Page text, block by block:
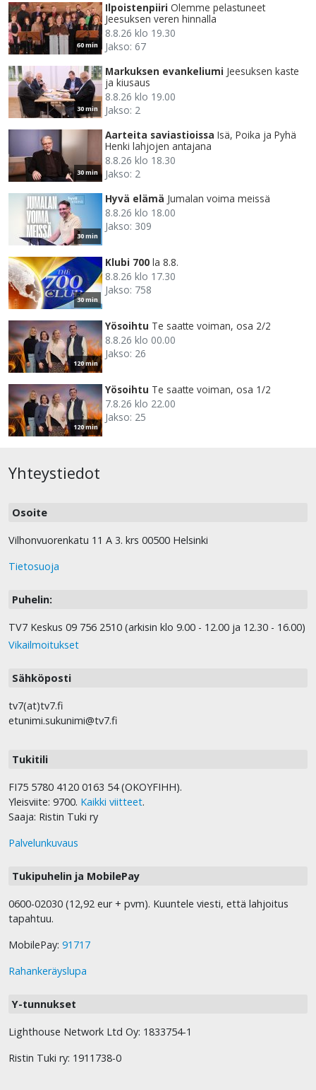
60 min
Ilpoistenpiiri Olemme pelastuneet
Jeesuksen veren hinnalla
8.8.26 klo 19.30
Jakso: 67
30 min
Markuksen evankeliumi Jeesuksen kaste
ja kiusaus
8.8.26 klo 19.00
Jakso: 2
30 min
Aarteita saviastioissa Isä, Poika ja Pyhä
Henki lahjojen antajana
8.8.26 klo 18.30
Jakso: 2
30 min
Hyvä elämä Jumalan voima meissä
8.8.26 klo 18.00
Jakso: 309
30 min
Klubi 700 la 8.8.
8.8.26 klo 17.30
Jakso: 758
120 min
Yösoihtu Te saatte voiman, osa 2/2
8.8.26 klo 00.00
Jakso: 26
120 min
Yösoihtu Te saatte voiman, osa 1/2
7.8.26 klo 22.00
Jakso: 25
Yhteystiedot
Osoite
Vilhonvuorenkatu 11 A 3. krs 00500 Helsinki
Tietosuoja
Puhelin:
TV7 Keskus 09 756 2510 (arkisin klo 9.00 - 12.00 ja 12.30 - 16.00)
Vikailmoitukset
Sähköposti
tv7(at)tv7.fi
etunimi.sukunimi@tv7.fi
Tukitili
FI75 5780 4120 0163 54 (OKOYFIHH).
Yleisviite: 9700. Kaikki viitteet.
Saaja: Ristin Tuki ry
Palvelunkuvaus
Tukipuhelin ja MobilePay
0600-02030 (12,92 eur + pvm). Kuuntele viesti, että lahjoitus
tapahtuu.
MobilePay: 91717
Rahankeräyslupa
Y-tunnukset
Lighthouse Network Ltd Oy: 1833754-1
Ristin Tuki ry: 1911738-0